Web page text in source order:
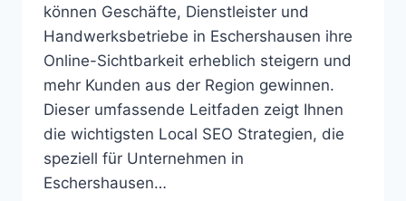
können Geschäfte, Dienstleister und
Handwerksbetriebe in Eschershausen ihre
Online-Sichtbarkeit erheblich steigern und
mehr Kunden aus der Region gewinnen.
Dieser umfassende Leitfaden zeigt Ihnen
die wichtigsten Local SEO Strategien, die
speziell für Unternehmen in
Eschershausen…